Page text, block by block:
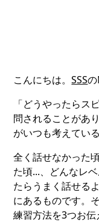
こんにちは。SSS
「どうやったらス
問されることがあ
がいつも考えてい
全く話せなかった
た頃...、どんなレ
たらうまく話せる
にあるものです。
練習方法を3つお伝